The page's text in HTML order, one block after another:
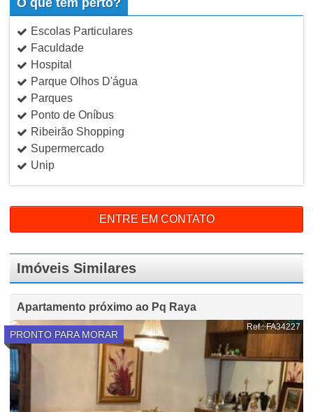
Escolas Particulares
Faculdade
Hospital
Parque Olhos D'água
Parques
Ponto de Oníbus
Ribeirão Shopping
Supermercado
Unip
ENTRE EM CONTATO
Imóveis Similares
Apartamento próximo ao Pq Raya
PRONTO PARA MORAR
Ref.: FA34227